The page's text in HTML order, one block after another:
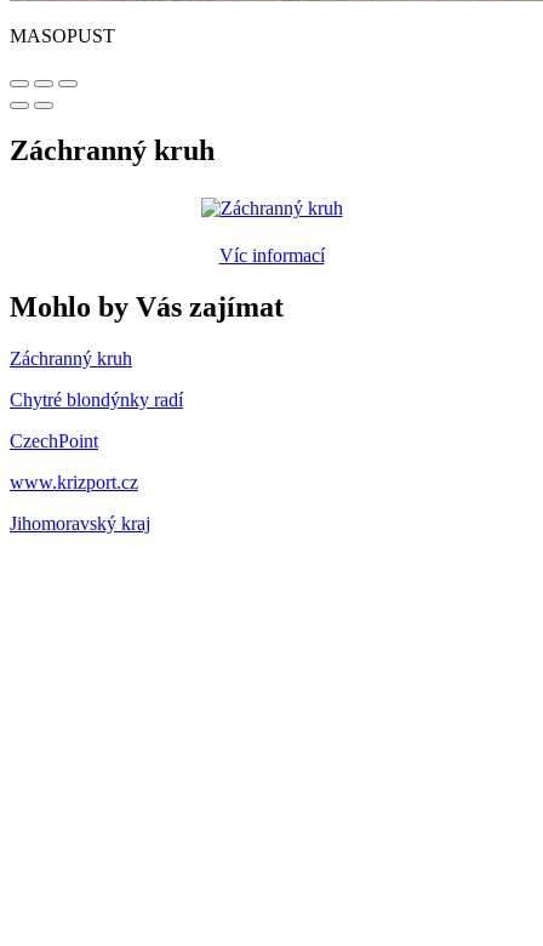
MASOPUST
Záchranný kruh
Víc informací
Mohlo by Vás zajímat
Záchranný kruh
Chytré blondýnky radí
CzechPoint
www.krizport.cz
Jihomoravský kraj